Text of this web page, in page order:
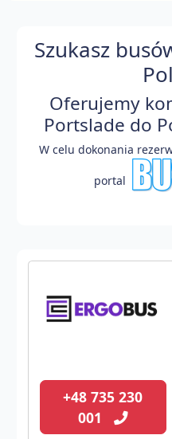
Szukasz
Oferujemy
Portslade do
W celu dokonania
portal
+48 735 230
001